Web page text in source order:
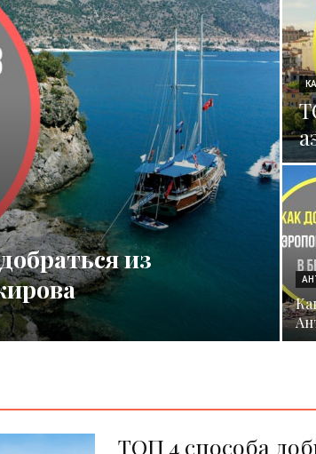
из
ТОП 4 способа